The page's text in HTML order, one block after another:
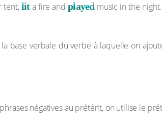
tent,lita fire andplayedmusic in the
base verbale du verbe à laquelle on
négatives au prétérit, on utilise le